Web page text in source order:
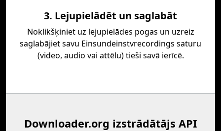
3. Lejupielādēt un saglabāt
Noklikšķiniet uz lejupielādes pogas un uzreiz
saglabājiet savu Einsundeinstvrecordings saturu
(video, audio vai attēlu) tieši savā ierīcē.
Downloader.org izstrādātājs API